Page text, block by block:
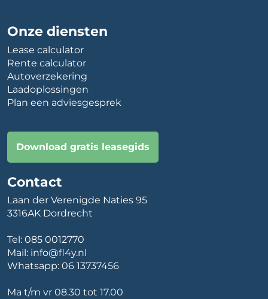
Onze diensten
Lease calculator
Rente calculator
Autoverzekering
Laadoplossingen
Plan een adviesgesprek
Download gratis leasegids
Contact
Laan der Verenigde Naties 95
3316AK Dordrecht
Tel: 085 0012770
Mail: info@fl4y.nl
Whatsapp: 06 13737456
Ma t/m vr 08.30 tot 17.00